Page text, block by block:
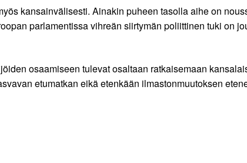
kansainvälisesti. Ainakin puheen tasolla aihe on
parlamentissa vihreän siirtymän poliittinen tuki on
osaamiseen tulevat osaltaan ratkaisemaan
etumatkan eikä etenkään ilmastonmuutoksen